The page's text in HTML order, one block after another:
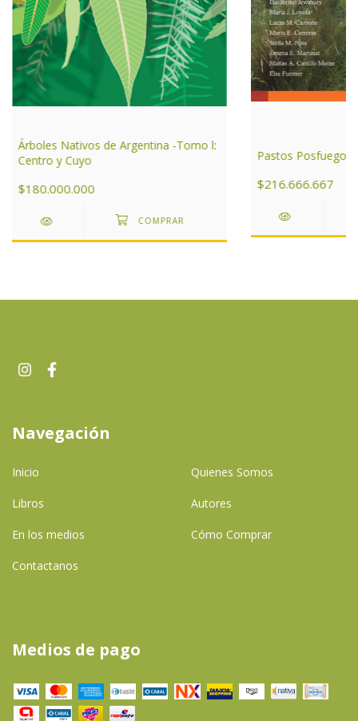
Árboles Nativos de Argentina -Tomo l:
Centro y Cuyo
$180.000.000
Pastos Posfuego
$216.666.667
Navegación
Inicio Quienes Somos
Libros Autores
En los medios Cómo Comprar
Contactanos
Medios de pago